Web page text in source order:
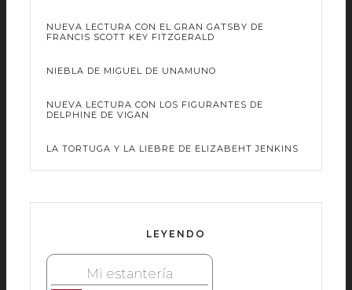
NUEVA LECTURA CON EL GRAN GATSBY DE
FRANCIS SCOTT KEY FITZGERALD
NIEBLA DE MIGUEL DE UNAMUNO
NUEVA LECTURA CON LOS FIGURANTES DE
DELPHINE DE VIGAN
LA TORTUGA Y LA LIEBRE DE ELIZABEHT JENKINS
LEYENDO
Mi estantería